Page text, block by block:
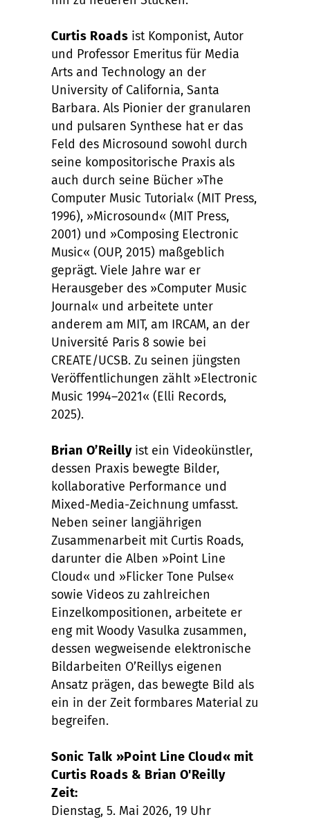
Curtis Roads ist Komponist, Autor
und Professor Emeritus für Media
Arts and Technology an der
University of California, Santa
Barbara. Als Pionier der granularen
und pulsaren Synthese hat er das
Feld des Microsound sowohl durch
seine kompositorische Praxis als
auch durch seine Bücher »The
Computer Music Tutorial« (MIT Press,
1996), »Microsound« (MIT Press,
2001) und »Composing Electronic
Music« (OUP, 2015) maßgeblich
geprägt. Viele Jahre war er
Herausgeber des »Computer Music
Journal« und arbeitete unter
anderem am MIT, am IRCAM, an der
Université Paris 8 sowie bei
CREATE/UCSB. Zu seinen jüngsten
Veröffentlichungen zählt »Electronic
Music 1994–2021« (Elli Records,
2025).
Brian O’Reillyist ein Videokünstler,
dessen Praxis bewegte Bilder,
kollaborative Performance und
Mixed-Media-Zeichnung umfasst.
Neben seiner langjährigen
Zusammenarbeit mit Curtis Roads,
darunter die Alben »Point Line
Cloud« und »Flicker Tone Pulse«
sowie Videos zu zahlreichen
Einzelkompositionen, arbeitete er
eng mit Woody Vasulka zusammen,
dessen wegweisende elektronische
Bildarbeiten O’Reillys eigenen
Ansatz prägen, das bewegte Bild als
ein in der Zeit formbares Material zu
begreifen.
Sonic Talk »Point Line Cloud« mit
Curtis Roads & Brian O'Reilly
Zeit:
Dienstag, 5. Mai 2026, 19 Uhr